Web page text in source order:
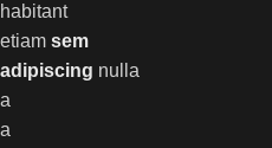
habitant
etiam sem
adipiscing nulla
a
a